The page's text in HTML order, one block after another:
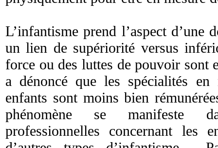
L’infantisme prend l’aspect d’une
un lien de supériorité versus
force ou des luttes de pouvoir sont
a dénoncé que les spécialités en
enfants sont moins bien
phénomène se manifeste
professionnelles concernant les